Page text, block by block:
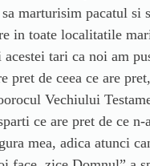
marturisim pacatul si
in toate localitatile
acestei tari ca noi am
pret de ceea ce are
Vechiului
ce are pret de ce n-
mea, adica atunci